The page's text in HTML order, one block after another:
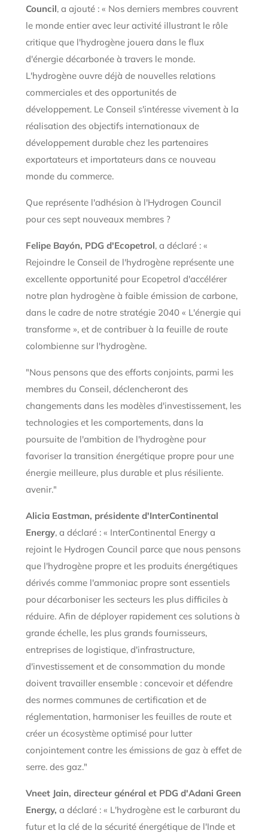
Council, a ajouté : « Nos derniers membres couvrent
le monde entier avec leur activité illustrant le rôle
critique que l'hydrogène jouera dans le flux
d'énergie décarbonée à travers le monde.
L'hydrogène ouvre déjà de nouvelles relations
commerciales et des opportunités de
développement. Le Conseil s'intéresse vivement à la
réalisation des objectifs internationaux de
développement durable chez les partenaires
exportateurs et importateurs dans ce nouveau
monde du commerce.
Que représente l'adhésion à l'Hydrogen Council
pour ces sept nouveaux membres ?
Felipe Bayón, PDG d'Ecopetrol, a déclaré : «
Rejoindre le Conseil de l'hydrogène représente une
excellente opportunité pour Ecopetrol d'accélérer
notre plan hydrogène à faible émission de carbone,
dans le cadre de notre stratégie 2040 « L'énergie qui
transforme », et de contribuer à la feuille de route
colombienne sur l'hydrogène.
"Nous pensons que des efforts conjoints, parmi les
membres du Conseil, déclencheront des
changements dans les modèles d'investissement, les
technologies et les comportements, dans la
poursuite de l'ambition de l'hydrogène pour
favoriser la transition énergétique propre pour une
énergie meilleure, plus durable et plus résiliente.
avenir."
Alicia Eastman, présidente d'InterContinental
Energy, a déclaré : « InterContinental Energy a
rejoint le Hydrogen Council parce que nous pensons
que l'hydrogène propre et les produits énergétiques
dérivés comme l'ammoniac propre sont essentiels
pour décarboniser les secteurs les plus difficiles à
réduire. Afin de déployer rapidement ces solutions à
grande échelle, les plus grands fournisseurs,
entreprises de logistique, d'infrastructure,
d'investissement et de consommation du monde
doivent travailler ensemble : concevoir et défendre
des normes communes de certification et de
réglementation, harmoniser les feuilles de route et
créer un écosystème optimisé pour lutter
conjointement contre les émissions de gaz à effet de
serre. des gaz."
Vneet Jain, directeur général et PDG d'Adani Green
Energy, a déclaré : « L'hydrogène est le carburant du
futur et la clé de la sécurité énergétique de l'Inde et